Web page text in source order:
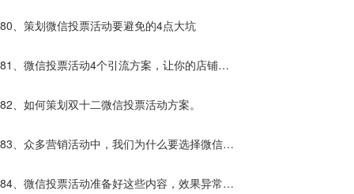
80、策划微信投票活动要避免的4点大坑
81、微信投票活动4个引流方案，让你的店铺客
流增加10倍
82、如何策划双十二微信投票活动方案。
83、众多营销活动中，我们为什么要选择微信投
票活动？
84、微信投票活动准备好这些内容，效果异常的